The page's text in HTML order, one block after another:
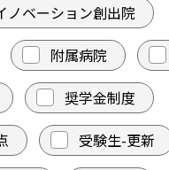
ノベーション創出院
附属病院
奨学金制度
受験生-更新